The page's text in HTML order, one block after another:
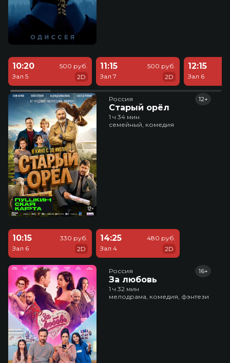
10:20
Зал 5
500 руб.
2D
11:15
Зал 7
500 руб.
2D
12:15
Зал 6
Россия
Старый орёл
12+
1 ч 34 мин
семейный, комедия
10:15
Зал 6
330 руб.
2D
14:25
Зал 4
480 руб.
2D
Россия
За любовь
16+
1 ч 32 мин
мелодрама, комедия, фэнтези